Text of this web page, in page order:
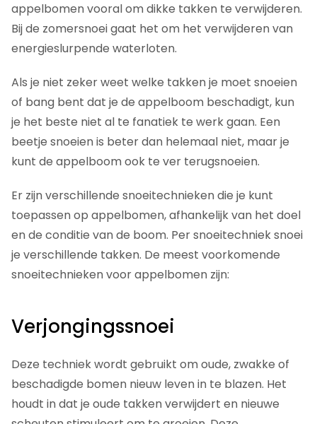
appelbomen vooral om dikke takken te verwijderen.
Bij de zomersnoei gaat het om het verwijderen van
energieslurpende waterloten.
Als je niet zeker weet welke takken je moet snoeien
of bang bent dat je de appelboom beschadigt, kun
je het beste niet al te fanatiek te werk gaan. Een
beetje snoeien is beter dan helemaal niet, maar je
kunt de appelboom ook te ver terugsnoeien.
Er zijn verschillende snoeitechnieken die je kunt
toepassen op appelbomen, afhankelijk van het doel
en de conditie van de boom. Per snoeitechniek snoei
je verschillende takken. De meest voorkomende
snoeitechnieken voor appelbomen zijn:
Verjongingssnoei
Deze techniek wordt gebruikt om oude, zwakke of
beschadigde bomen nieuw leven in te blazen. Het
houdt in dat je oude takken verwijdert en nieuwe